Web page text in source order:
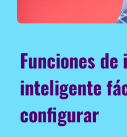
Funciones
inteligente
configurar